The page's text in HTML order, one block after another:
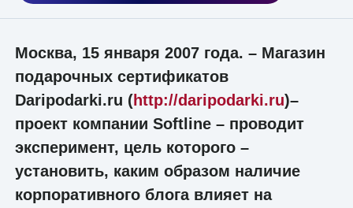
Москва, 15 января 2007 года. – Магазин
подарочных сертификатов
Daripodarki.ru (http://daripodarki.ru)–
проект компании Softline – проводит
эксперимент, цель которого –
установить, каким образом наличие
корпоративного блога влияет на